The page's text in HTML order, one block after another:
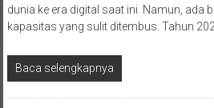
dunia ke era digital saat ini. Namun, ada
kapasitas yang sulit ditembus. Tahun
Baca selengkapnya